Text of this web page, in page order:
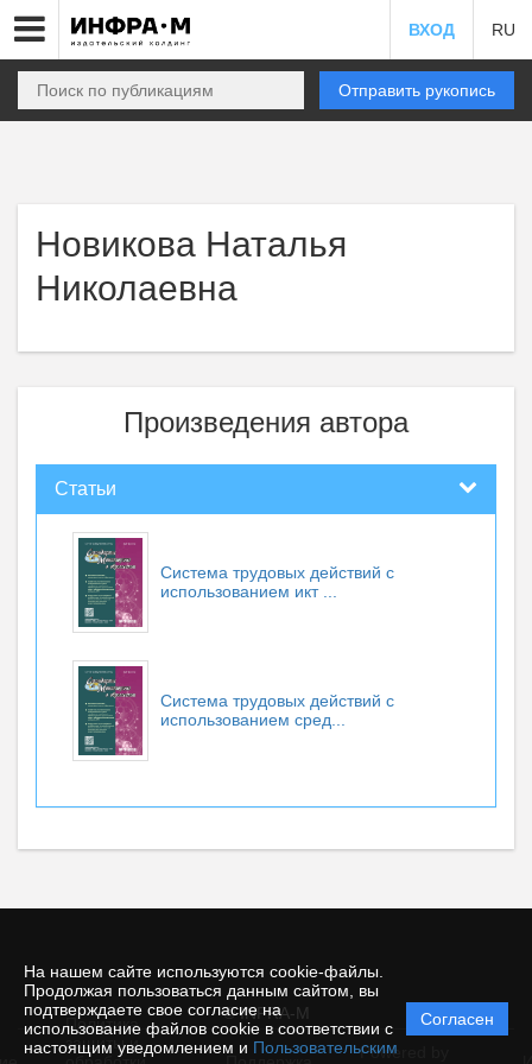
На нашем сайте используются cookie-файлы.
Продолжая пользоваться данным сайтом, вы
подтверждаете свое согласие на
использование файлов cookie в соответствии с
настоящим уведомлением и Пользовательским
Согласен
ВХОД RU
Отправить рукопись
Новикова Наталья
Николаевна
Произведения автора
Статьи
Система трудовых действий с
использованием икт ...
Система трудовых действий с
использованием сред...
© INFRA-M
Политика
защиты и
Powered by